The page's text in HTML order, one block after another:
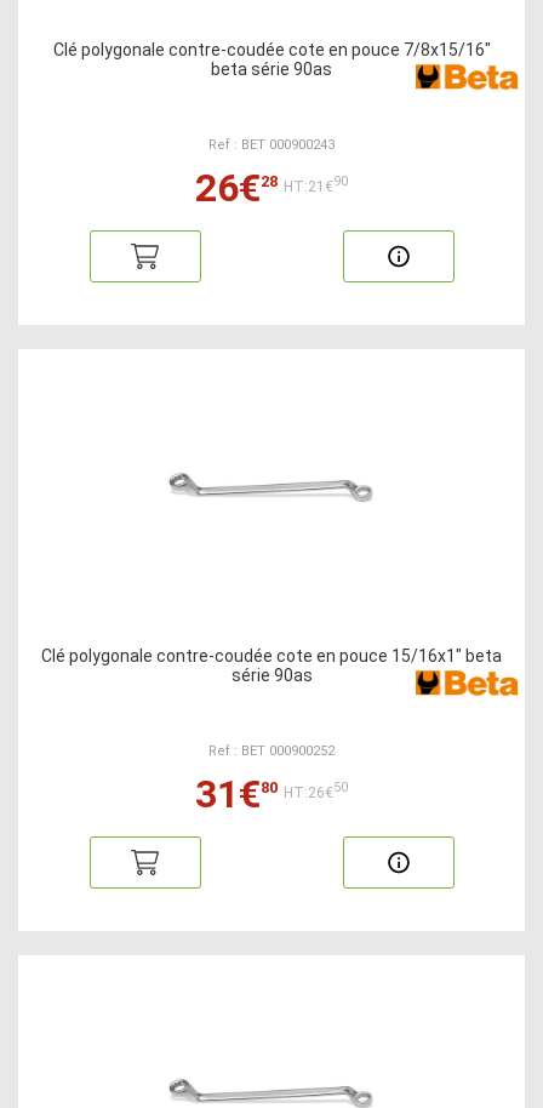
Clé polygonale contre-coudée cote en pouce 7/8x15/16"
beta série 90as
Ref : BET 000900243
26€28 HT:21€90
Clé polygonale contre-coudée cote en pouce 15/16x1" beta
série 90as
Ref : BET 000900252
31€80 HT:26€50